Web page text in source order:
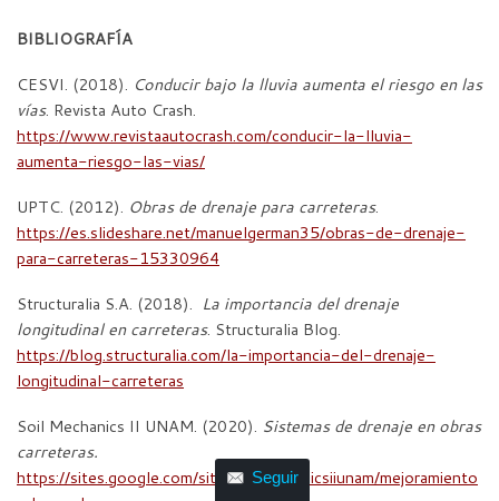
BIBLIOGRAFÍA
CESVI. (2018). Conducir bajo la lluvia aumenta el riesgo en las
vías. Revista Auto Crash.
https://www.revistaautocrash.com/conducir-la-lluvia-
aumenta-riesgo-las-vias/
UPTC. (2012). Obras de drenaje para carreteras.
https://es.slideshare.net/manuelgerman35/obras-de-drenaje-
para-carreteras-15330964
Structuralia S.A. (2018). La importancia del drenaje
longitudinal en carreteras. Structuralia Blog.
https://blog.structuralia.com/la-importancia-del-drenaje-
longitudinal-carreteras
Soil Mechanics II UNAM. (2020). Sistemas de drenaje en obras
carreteras.
https://sites.google.com/site/soilmechanicsiiunam/mejoramiento
Seguir